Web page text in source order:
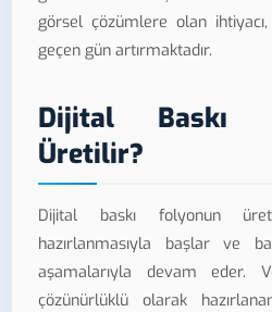
görsel çözümlere olan
geçen gün artırmaktadır.
Dijital Baskı
Üretilir?
Dijital baskı folyonun
hazırlanmasıyla başlar ve
aşamalarıyla devam eder.
çözünürlüklü olarak